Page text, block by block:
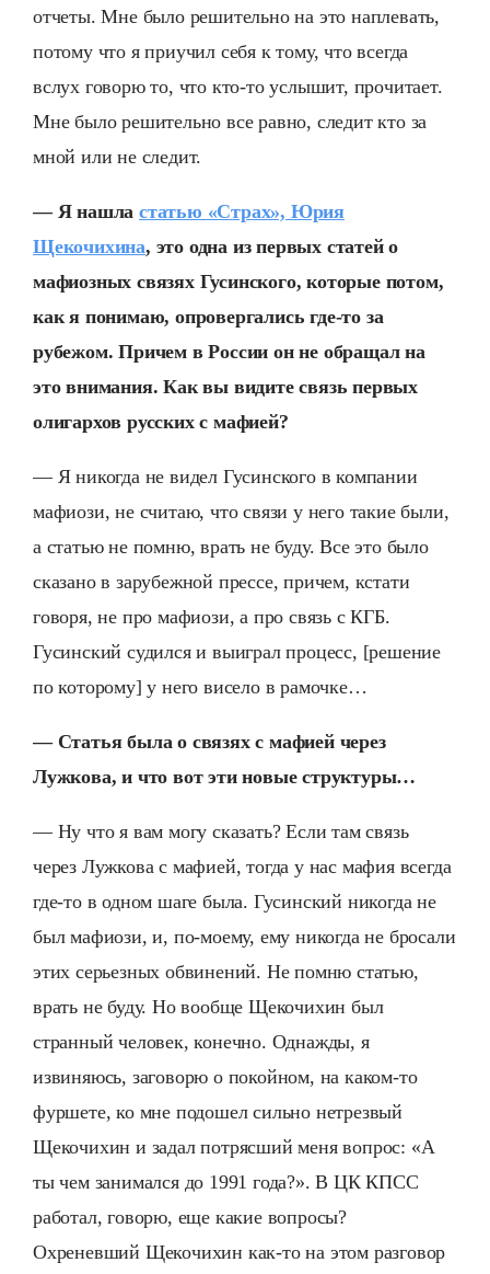
отчеты. Мне было решительно на это наплевать,
потому что я приучил себя к тому, что всегда
вслух говорю то, что кто-то услышит, прочитает.
Мне было решительно все равно, следит кто за
мной или не следит.
— Я нашластатью «Страх», Юрия
Щекочихина, это одна из первых статей о
мафиозных связях Гусинского, которые потом,
как я понимаю, опровергались где-то за
рубежом. Причем в России он не обращал на
это внимания. Как вы видите связь первых
олигархов русских с мафией?
— Я никогда не видел Гусинского в компании
мафиози, не считаю, что связи у него такие были,
а статью не помню, врать не буду. Все это было
сказано в зарубежной прессе, причем, кстати
говоря, не про мафиози, а про связь с КГБ.
Гусинский судился и выиграл процесс, [решение
по которому] у него висело в рамочке…
— Статья была о связях с мафией через
Лужкова, и что вот эти новые структуры…
— Ну что я вам могу сказать? Если там связь
через Лужкова с мафией, тогда у нас мафия всегда
где-то в одном шаге была. Гусинский никогда не
был мафиози, и, по-моему, ему никогда не бросали
этих серьезных обвинений. Не помню статью,
врать не буду. Но вообще Щекочихин был
странный человек, конечно. Однажды, я
извиняюсь, заговорю о покойном, на каком-то
фуршете, ко мне подошел сильно нетрезвый
Щекочихин и задал потрясший меня вопрос: «А
ты чем занимался до 1991 года?». В ЦК КПСС
работал, говорю, еще какие вопросы?
Охреневший Щекочихин как-то на этом разговор